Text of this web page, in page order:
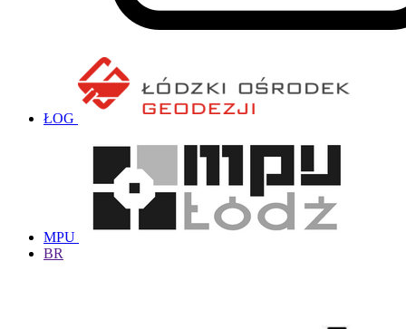
ŁOG
MPU
BR